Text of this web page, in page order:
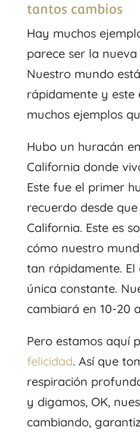
tantos cambios
Hay muchos
parece ser la
Nuestro mundo
rápidamente y este
muchos ejemplos
Hubo un huracán
California donde
Este fue el primer
recuerdo desde
California. Este es
cómo nuestro
tan rápidamente. El
única constante.
cambiará en 10-20
Pero estamos aquí
felicidad. Así que
respiración
y digamos, OK,
cambiando,